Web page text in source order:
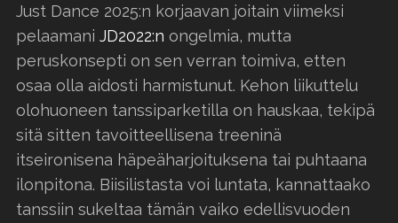
Just Dance 2025:n korjaavan joitain viimeksi
pelaamani JD2022:n ongelmia, mutta
peruskonsepti on sen verran toimiva, etten
osaa olla aidosti harmistunut. Kehon liikuttelu
olohuoneen tanssiparketilla on hauskaa, tekipä
sitä sitten tavoitteellisena treeninä
itseironisena häpeäharjoituksena tai puhtaana
ilonpitona. Biisilistasta voi luntata, kannattaako
tanssiin sukeltaa tämän vaiko edellisvuoden